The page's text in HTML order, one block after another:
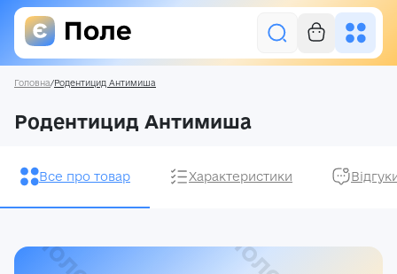
Насіння
Акції
Головна/Родентицид Антимиша
Родентицид Антимиша
Все про товар Характеристики